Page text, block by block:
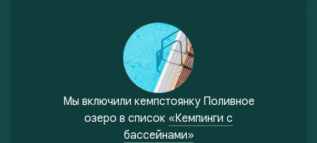
Мы включили кемпстоянку Поливное
озеро в список «Кемпинги с
бассейнами»